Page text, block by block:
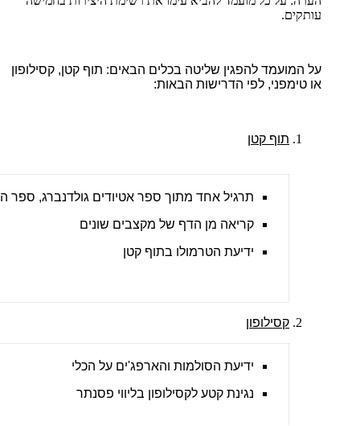
עותקים.
על המועמד להפגין שליטה בכלים הבאים: תוף קטן, קסילופון
או טימפני, לפי הדרישות הבאות:
תוף קטן
תרגיל אחד מתוך ספר אטיודים גולדנברג, ספר
קריאה מן הדף של מקצבים שונים
ידיעת הטרמולו בתוף קטן
קסילופון
ידיעת הסולמות והארפג'ים על הכלי
נגינת קטע לקסילופון בליווי פסנתר